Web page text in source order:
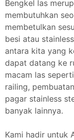
Bengkel las
membutuhkan
membetulkan
besi atau
antara kita yang
dapat datang ke
macam las
railing,
pagar stainless
banyak lainnya.
Kami hadir untuk